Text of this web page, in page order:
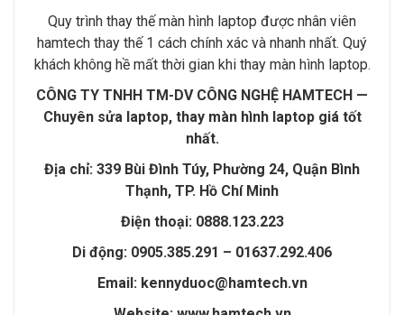
Quy trình thay thế màn hình laptop được nhân viên
hamtech thay thế 1 cách chính xác và nhanh nhất. Quý
khách không hề mất thời gian khi thay màn hình laptop.
CÔNG TY TNHH TM-DV CÔNG NGHỆ HAMTECH —
Chuyên sửa laptop, thay màn hình laptop giá tốt
nhất.
Địa chỉ: 339 Bùi Đình Túy, Phường 24, Quận Bình
Thạnh, TP. Hồ Chí Minh
Điện thoại: 0888.123.223
Di động: 0905.385.291 – 01637.292.406
Email: kennyduoc@hamtech.vn